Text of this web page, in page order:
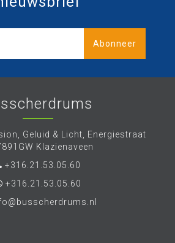
Abonneer
Geluid & Licht, Energiestraat
Klazienaveen
+316.21.53.05.60
+316.21.53.05.60